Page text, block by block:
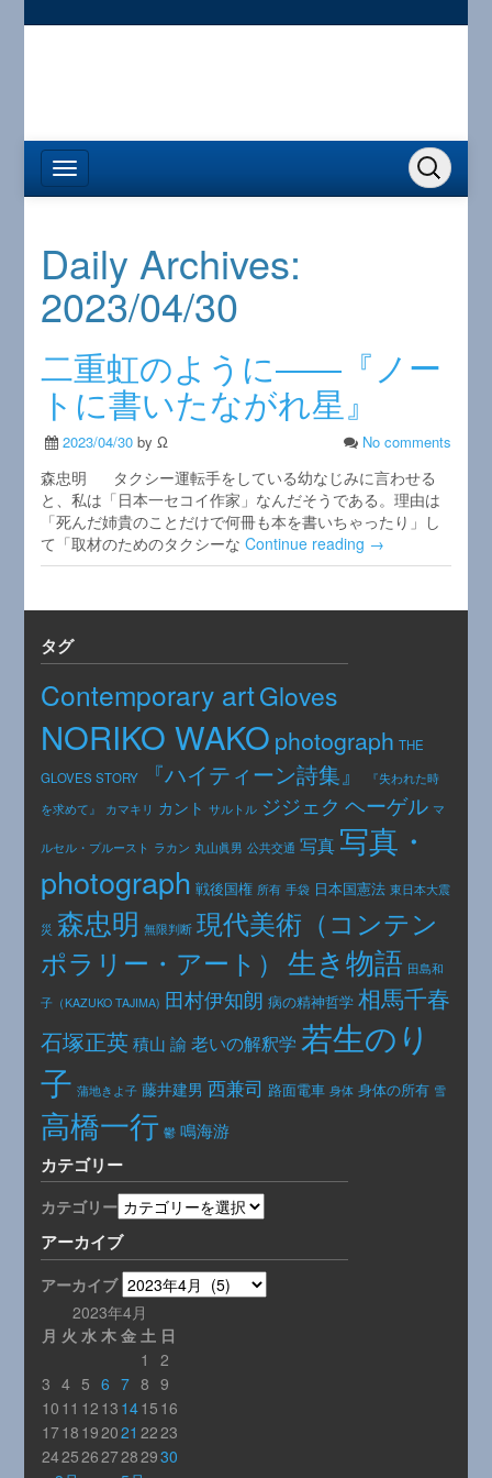
Daily Archives:
2023/04/30
二重虹のように――『ノー
トに書いたながれ星』
2023/04/30 by Ω No comments
森忠明 タクシー運転手をしている幼なじみに言わせる
と、私は「日本一セコイ作家」なんだそうである。理由は
「死んだ姉貴のことだけで何冊も本を書いちゃったり」し
て「取材のためのタクシーなContinue reading →
タグ
Contemporary artGloves
NORIKO WAKOphotograph THE
GLOVES STORY
『ハイティーン詩集』
『失われた時
を求めて』
カマキリ カント サルトル ジジェク ヘーゲル マ
ルセル・プルースト ラカン 丸山眞男 公共交通 写真 写真・
photograph 戦後国権 所有 手袋 日本国憲法 東日本大震
災 森忠明 無限判断 現代美術（コンテン
ポラリー・アート） 生き物語 田島和
子（KAZUKO TAJIMA) 田村伊知朗 病の精神哲学 相馬千春
石塚正英 積山 諭 老いの解釈学 若生のり
子 蒲地きよ子 藤井建男 西兼司 路面電車 身体 身体の所有 雪
高橋一行 鬱 鳴海游
カテゴリー
カテゴリー
アーカイブ
アーカイブ
2023年4月
月 火 水 木 金 土 日
1
2
3 4 5 6 7 8 9
10 11 12 13 1415 16
1718 192021 2223
24252627282930